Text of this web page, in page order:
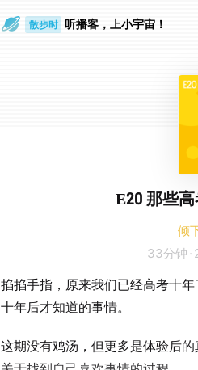
散步时 听播客，上小宇宙！
E20 那些
倾
33分钟 ·
掐掐手指，原来我们已经高考十
十年后才知道的事情。
这期没有鸡汤，但更多是体验后